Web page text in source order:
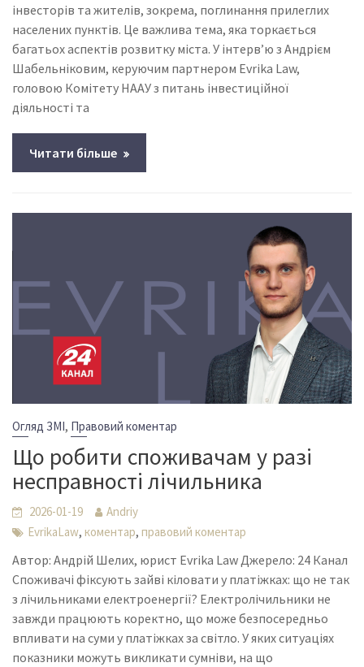
інвесторів та жителів, зокрема, поглинання прилеглих
населених пунктів. Це важлива тема, яка торкається
багатьох аспектів розвитку міста. У інтерв’ю з Андрієм
Шабельніковим, керуючим партнером Evrika Law,
головою Комітету НААУ з питань інвестиційної
діяльності та
Читати більше
Огляд ЗМІ, Правовий коментар
Що робити споживачам у разі
несправності лічильника
2026-01-19
Andriy
EvrikaLaw,коментар,правовий коментар
Автор: Андрій Шелих, юрист Evrika Law Джерело: 24 Канал
Споживачі фіксують зайві кіловати у платіжках: що не так
з лічильниками електроенергії? Електролічильники не
завжди працюють коректно, що може безпосередньо
впливати на суми у платіжках за світло. У яких ситуаціях
показники можуть викликати сумніви, на що